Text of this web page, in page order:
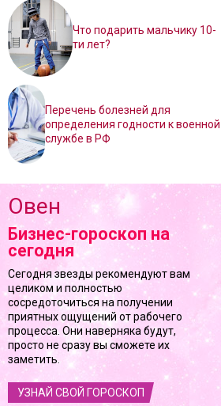
Что подарить мальчику 10-
ти лет?
Перечень болезней для
определения годности к военной
службе в РФ
Овен
Бизнес-гороскоп на
сегодня
Сегодня звезды рекомендуют вам
целиком и полностью
сосредоточиться на получении
приятных ощущений от рабочего
процесса. Они наверняка будут,
просто не сразу вы сможете их
заметить.
УЗНАЙ СВОЙ ГОРОСКОП